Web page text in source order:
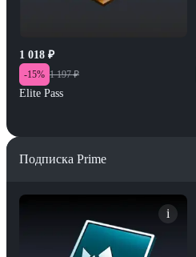
1 018 ₽
-15% 1 197 ₽
Elite Pass
Подписка Prime
i